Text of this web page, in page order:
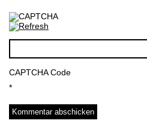
CAPTCHA Code
*